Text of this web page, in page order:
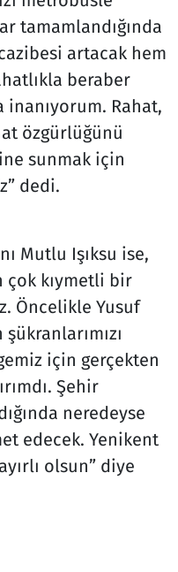
tamamlandığında
artacak hem
beraber
inanıyorum. Rahat,
özgürlüğünü
sunmak için
dedi.
Mutlu Işıksu ise,
çok kıymetli bir
Öncelikle Yusuf
için gerçekten
Şehir
neredeyse
edecek. Yenikent
olsun” diye